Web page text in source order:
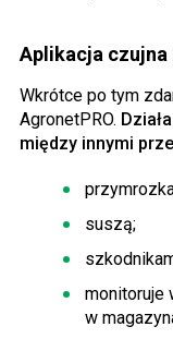
Aplikacja czujna
Wkrótce po tym
AgronetPRO.
między innymi
suszą;
monitoruje
w